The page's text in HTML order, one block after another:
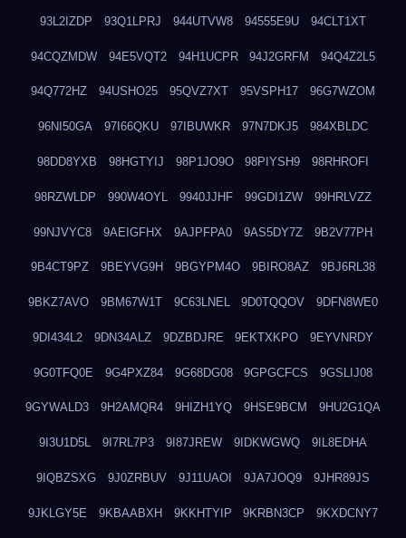
93L2IZDP 93Q1LPRJ 944UTVW8 94555E9U 94CLT1XT
94CQZMDW 94E5VQT2 94H1UCPR 94J2GRFM 94Q4Z2L5
94Q772HZ 94USHO25 95QVZ7XT 95VSPH17 96G7WZOM
96NI50GA 97I66QKU 97IBUWKR 97N7DKJ5 984XBLDC
98DD8YXB 98HGTYIJ 98P1JO9O 98PIYSH9 98RHROFI
98RZWLDP 990W4OYL 9940JJHF 99GDI1ZW 99HRLVZZ
99NJVYC8 9AEIGFHX 9AJPFPA0 9AS5DY7Z 9B2V77PH
9B4CT9PZ 9BEYVG9H 9BGYPM4O 9BIRO8AZ 9BJ6RL38
9BKZ7AVO 9BM67W1T 9C63LNEL 9D0TQQOV 9DFN8WE0
9DI434L2 9DN34ALZ 9DZBDJRE 9EKTXKPO 9EYVNRDY
9G0TFQ0E 9G4PXZ84 9G68DG08 9GPGCFCS 9GSLIJ08
9GYWALD3 9H2AMQR4 9HIZH1YQ 9HSE9BCM 9HU2G1QA
9I3U1D5L 9I7RL7P3 9I87JREW 9IDKWGWQ 9IL8EDHA
9IQBZSXG 9J0ZRBUV 9J11UAOI 9JA7JOQ9 9JHR89JS
9JKLGY5E 9KBAABXH 9KKHTYIP 9KRBN3CP 9KXDCNY7